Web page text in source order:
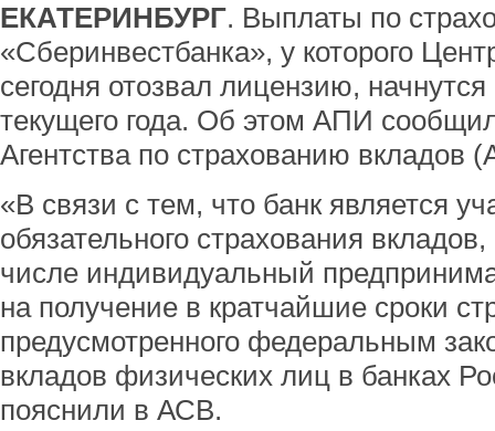
ЕКАТЕРИНБУРГ. Выплаты по
«Сберинвестбанка», у которого
сегодня отозвал лицензию,
текущего года. Об этом АПИ
Агентства по страхованию вкладов
«В связи с тем, что банк является
обязательного страхования
числе индивидуальный
на получение в кратчайшие сроки
предусмотренного федеральным
вкладов физических лиц в банках
пояснили в АСВ.